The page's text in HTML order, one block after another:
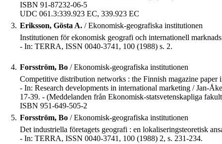
ISBN 91-87232-06-5
UDC 061.3:339.923 EC, 339.923 EC
3. Eriksson, Gösta A. / Ekonomisk-geografiska institutionen
Institutionen för ekonomisk geografi och internationell
- In: TERRA, ISSN 0040-3741, 100 (1988) s. 2.
4. Forsström, Bo / Ekonomisk-geografiska institutionen
Competitive distribution networks : the Finnish magazine
- In: Research developments in international marketing / Jan-
17-39. - (Meddelanden från Ekonomisk-statsvetenskapliga
ISBN 951-649-505-2
5. Forsström, Bo / Ekonomisk-geografiska institutionen
Det industriella företagets geografi : en lokaliseringsteoretisk
- In: TERRA, ISSN 0040-3741, 100 (1988) 2, s. 231-234.